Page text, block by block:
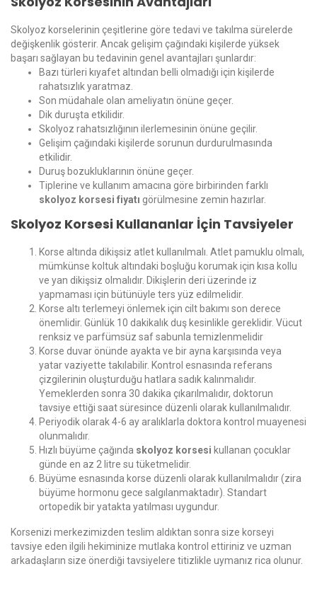
Skolyoz korselerinin çeşitlerine göre tedavi ve takılma sürelerde
değişkenlik gösterir. Ancak gelişim çağındaki kişilerde yüksek
başarı sağlayan bu tedavinin genel avantajları şunlardır:
Bazı türleri kıyafet altından belli olmadığı için kişilerde
rahatsızlık yaratmaz.
Son müdahale olan ameliyatın önüne geçer.
Dik duruşta etkilidir.
Skolyoz rahatsızlığının ilerlemesinin önüne geçilir.
Gelişim çağındaki kişilerde sorunun durdurulmasında
etkilidir.
Duruş bozukluklarının önüne geçer.
Tiplerine ve kullanım amacına göre birbirinden farklı
skolyoz korsesi fiyatı görülmesine zemin hazırlar.
Skolyoz Korsesi Kullananlar İçin Tavsiyeler
Korse altında dikişsiz atlet kullanılmalı. Atlet pamuklu olmalı,
mümkünse koltuk altındaki boşluğu korumak için kısa kollu
ve yan dikişsiz olmalıdır. Dikişlerin deri üzerinde iz
yapmaması için bütünüyle ters yüz edilmelidir.
Korse altı terlemeyi önlemek için cilt bakımı son derece
önemlidir. Günlük 10 dakikalık duş kesinlikle gereklidir. Vücut
renksiz ve parfümsüz saf sabunla temizlenmelidir
Korse duvar önünde ayakta ve bir ayna karşısında veya
yatar vaziyette takılabilir. Kontrol esnasında referans
çizgilerinin oluşturduğu hatlara sadık kalınmalıdır.
Yemeklerden sonra 30 dakika çıkarılmalıdır, doktorun
tavsiye ettiği saat süresince düzenli olarak kullanılmalıdır.
Periyodik olarak 4-6 ay aralıklarla doktora kontrol muayenesi
olunmalıdır.
Hızlı büyüme çağında skolyoz korsesi kullanan çocuklar
günde en az 2 litre su tüketmelidir.
Büyüme esnasında korse düzenli olarak kullanılmalıdır (zira
büyüme hormonu gece salgılanmaktadır). Standart
ortopedik bir yatakta yatılması uygundur.
Korsenizi merkezimizden teslim aldıktan sonra size korseyi
tavsiye eden ilgili hekiminize mutlaka kontrol ettiriniz ve uzman
arkadaşların size önerdiği tavsiyelere titizlikle uymanız rica olunur.